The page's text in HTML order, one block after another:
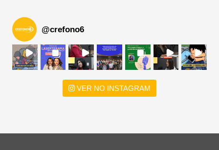
@crefono6
VER NO INSTAGRAM